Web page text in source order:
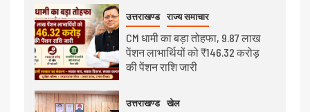
उत्तराखण्ड राज्य समाचार
CM धामी का बड़ा तोहफा, 9.87 लाख
पेंशन लाभार्थियों को ₹146.32 करोड़
की पेंशन राशि जारी
उत्तराखण्ड खेल